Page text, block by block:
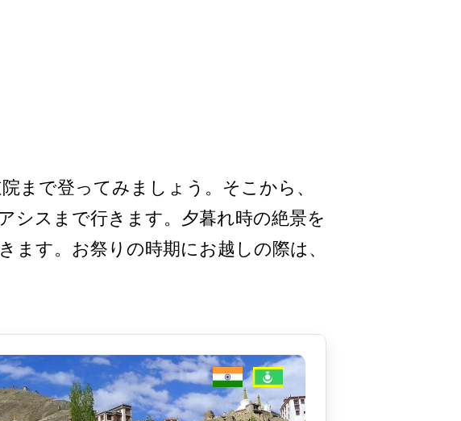
まで登ってみましょう­。そこから、
シスまで行きます。夕暮れ時の絶­景を
ます。お祭りの時期にお越しの際は、